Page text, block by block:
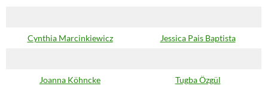
Cynthia Marcinkiewicz Jessica Pais Baptista
Joanna Köhncke Tugba Özgül